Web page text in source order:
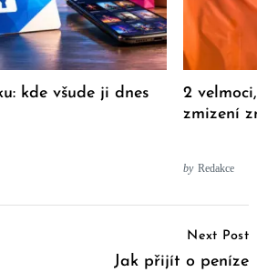
kde všude ji dnes
2
zmizení
by Redakce
Next Post
Jak přijít o peníze